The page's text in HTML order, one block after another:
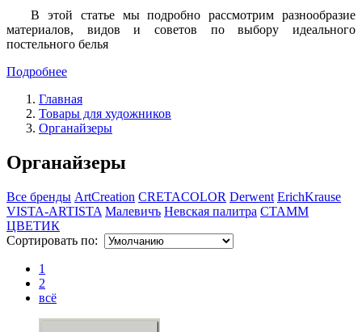
В этой статье мы подробно рассмотрим разнообразие
материалов, видов и советов по выбору идеального
постельного белья
Подробнее
Главная
Товары для художников
Органайзеры
Органайзеры
Все бренды ArtCreation CRETACOLOR Derwent ErichKrause
VISTA-ARTISTA Малевичъ Невская палитра СТАММ
ЦВЕТИК
Сортировать по:
1
2
всё